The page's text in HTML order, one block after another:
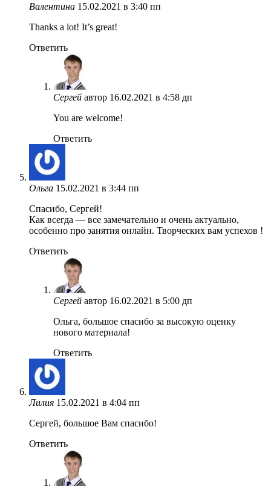
Валентина 15.02.2021 в 3:40 пп
Thanks a lot! It’s great!
Ответить
Сергей автор 16.02.2021 в 4:58 дп
You are welcome!
Ответить
Ольга 15.02.2021 в 3:44 пп
Спасибо, Сергей!
Как всегда — все замечательно и очень актуально,
особенно про занятия онлайн. Творческих вам успехов !
Ответить
Сергей автор 16.02.2021 в 5:00 дп
Ольга, большое спасибо за высокую оценку
нового материала!
Ответить
Лилия 15.02.2021 в 4:04 пп
Сергей, большое Вам спасибо!
Ответить